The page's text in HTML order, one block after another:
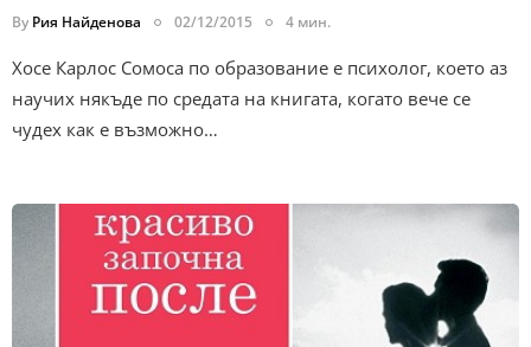
By Рия Найденова 02/12/2015 4 мин.
Хосе Карлос Сомоса по образование е психолог, което аз
научих някъде по средата на книгата, когато вече се
чудех как е възможно…